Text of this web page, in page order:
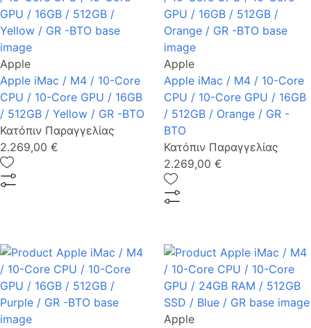
Apple
Apple iMac / M4 / 10-Core
CPU / 10-Core GPU / 16GB
/ 512GB / Yellow / GR -BTO
Κατόπιν Παραγγελίας
2.269,00 €
Apple
Apple iMac / M4 / 10-Core
CPU / 10-Core GPU / 16GB
/ 512GB / Orange / GR -
BTO
Κατόπιν Παραγγελίας
2.269,00 €
Apple